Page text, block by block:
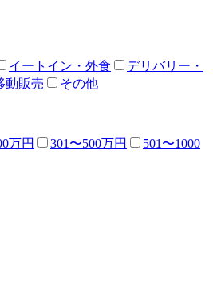
イートイン・外食
デリバリー・
動販売 その他
万円 301〜500万円
501〜1000